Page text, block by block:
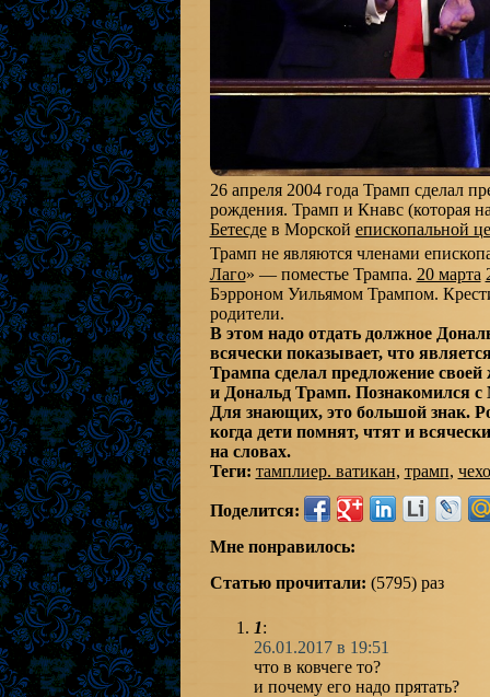
26 апреля 2004 года Трамп сделал
рождения. Трамп и Кнавс (которая
Бетесдев Морской епископальной
Трамп не являются членами
Лаго» — поместье Трампа. 20 марта
Бэрроном Уильямом Трампом.
родители.
В этом надо отдать должное
всячески показывает, что
Трампа сделал предложение своей
и Дональд Трамп. Познакомился с
Для знающих, это большой знак.
когда дети помнят, чтят и
на словах.
Теги: тамплиер. ватикан, трамп,
Поделится:
Мне понравилось:
Статью прочитали: (5795) раз
1:
26.01.2017 в 19:51
что в ковчеге то?
и почему его надо прятать?